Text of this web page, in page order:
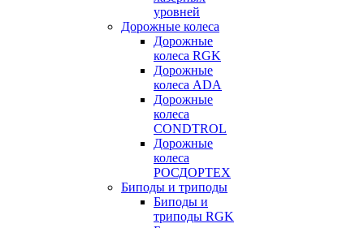
уровней
Дорожные колеса
Дорожные
колеса RGK
Дорожные
колеса ADA
Дорожные
колеса
CONDTROL
Дорожные
колеса
РОСДОРТЕХ
Биподы и триподы
Биподы и
триподы RGK